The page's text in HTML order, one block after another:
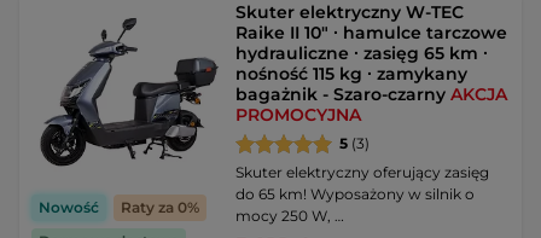
Nowość
Raty za 0%
Skuter elektryczny W-TEC
Raike II 10" ∙ hamulce tarczowe
hydrauliczne ∙ zasięg 65 km ∙
nośność 115 kg ∙ zamykany
bagażnik - Szaro-czarnyAKCJA
PROMOCYJNA
5 (3)
Skuter elektryczny oferujący zasięg
do 65 km! Wyposażony w silnik o
mocy 250 W, …